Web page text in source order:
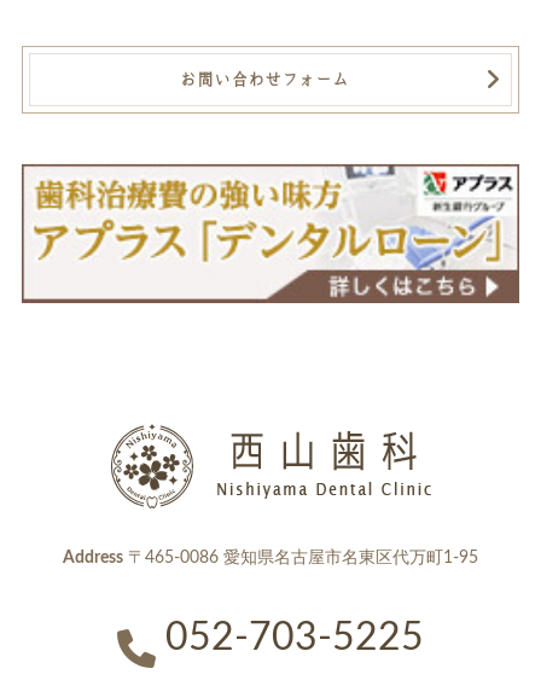
お問い合わせフォーム
Address 〒465-0086 愛知県名古屋市名東区代万町1-95
052-703-5225